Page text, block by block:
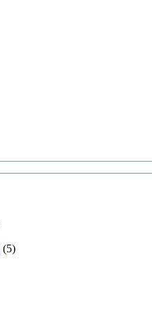
(5)